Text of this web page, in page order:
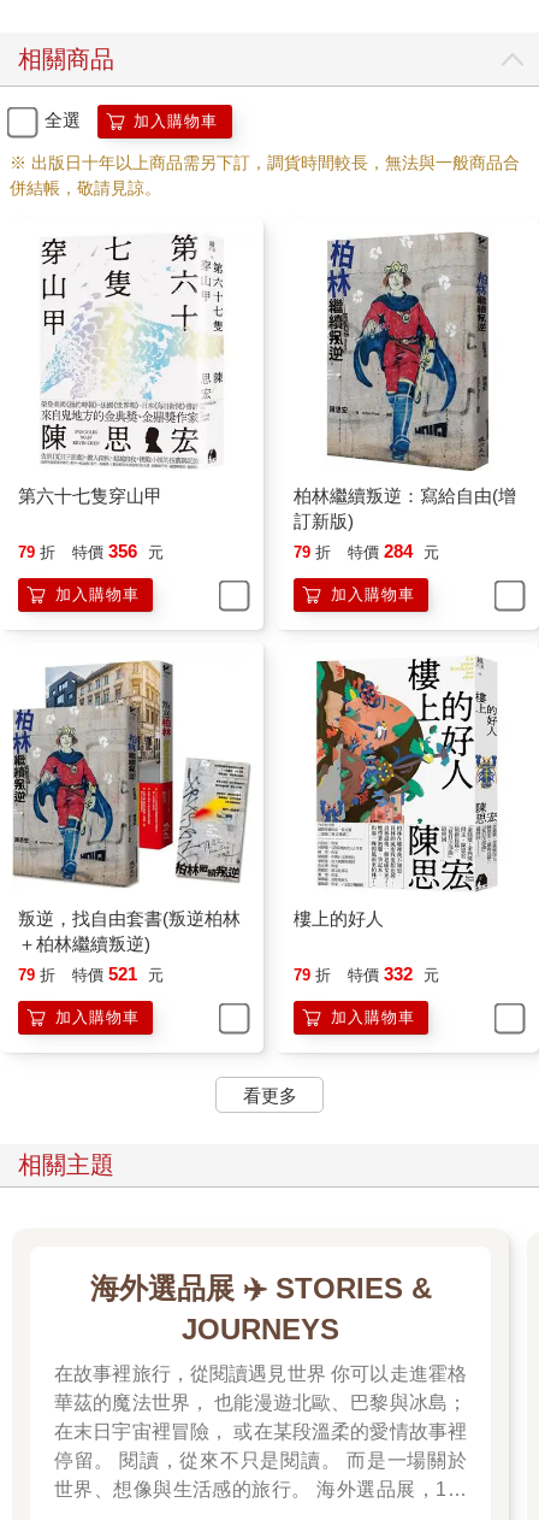
相關商品
全選 加入購物車
※ 出版日十年以上商品需另下訂，調貨時間較長，無法與一般商品合
併結帳，敬請見諒。
第六十七隻穿山甲
79 折 特價 356 元
加入購物車
柏林繼續叛逆：寫給自由(增
訂新版)
79 折 特價 284 元
加入購物車
叛逆，找自由套書(叛逆柏林
＋柏林繼續叛逆)
79 折 特價 521 元
加入購物車
樓上的好人
79 折 特價 332 元
加入購物車
看更多
相關主題
海外選品展 ✈️ STORIES &
JOURNEYS
在故事裡旅行，從閱讀遇見世界 你可以走進霍格
華茲的魔法世界， 也能漫遊北歐、巴黎與冰島；
在末日宇宙裡冒險， 或在某段溫柔的愛情故事裡
停留。 閱讀，從來不只是閱讀。 而是一場關於
世界、想像與生活感的旅行。 海外選品展，1折